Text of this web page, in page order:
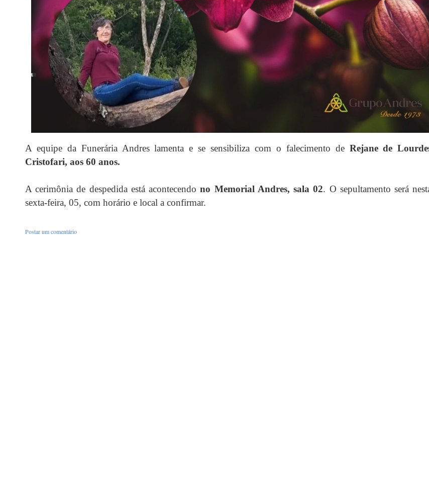
A equipe da Funerária Andres lamenta e se sensibiliza com o falecimento de Rejane de
Cristofari, aos 60 anos.
A cerimônia de despedida está acontecendono Memorial Andres, sala 02. O sepultamento será
sexta-feira, 05, com horário e local a confirmar.
Postar um comentário